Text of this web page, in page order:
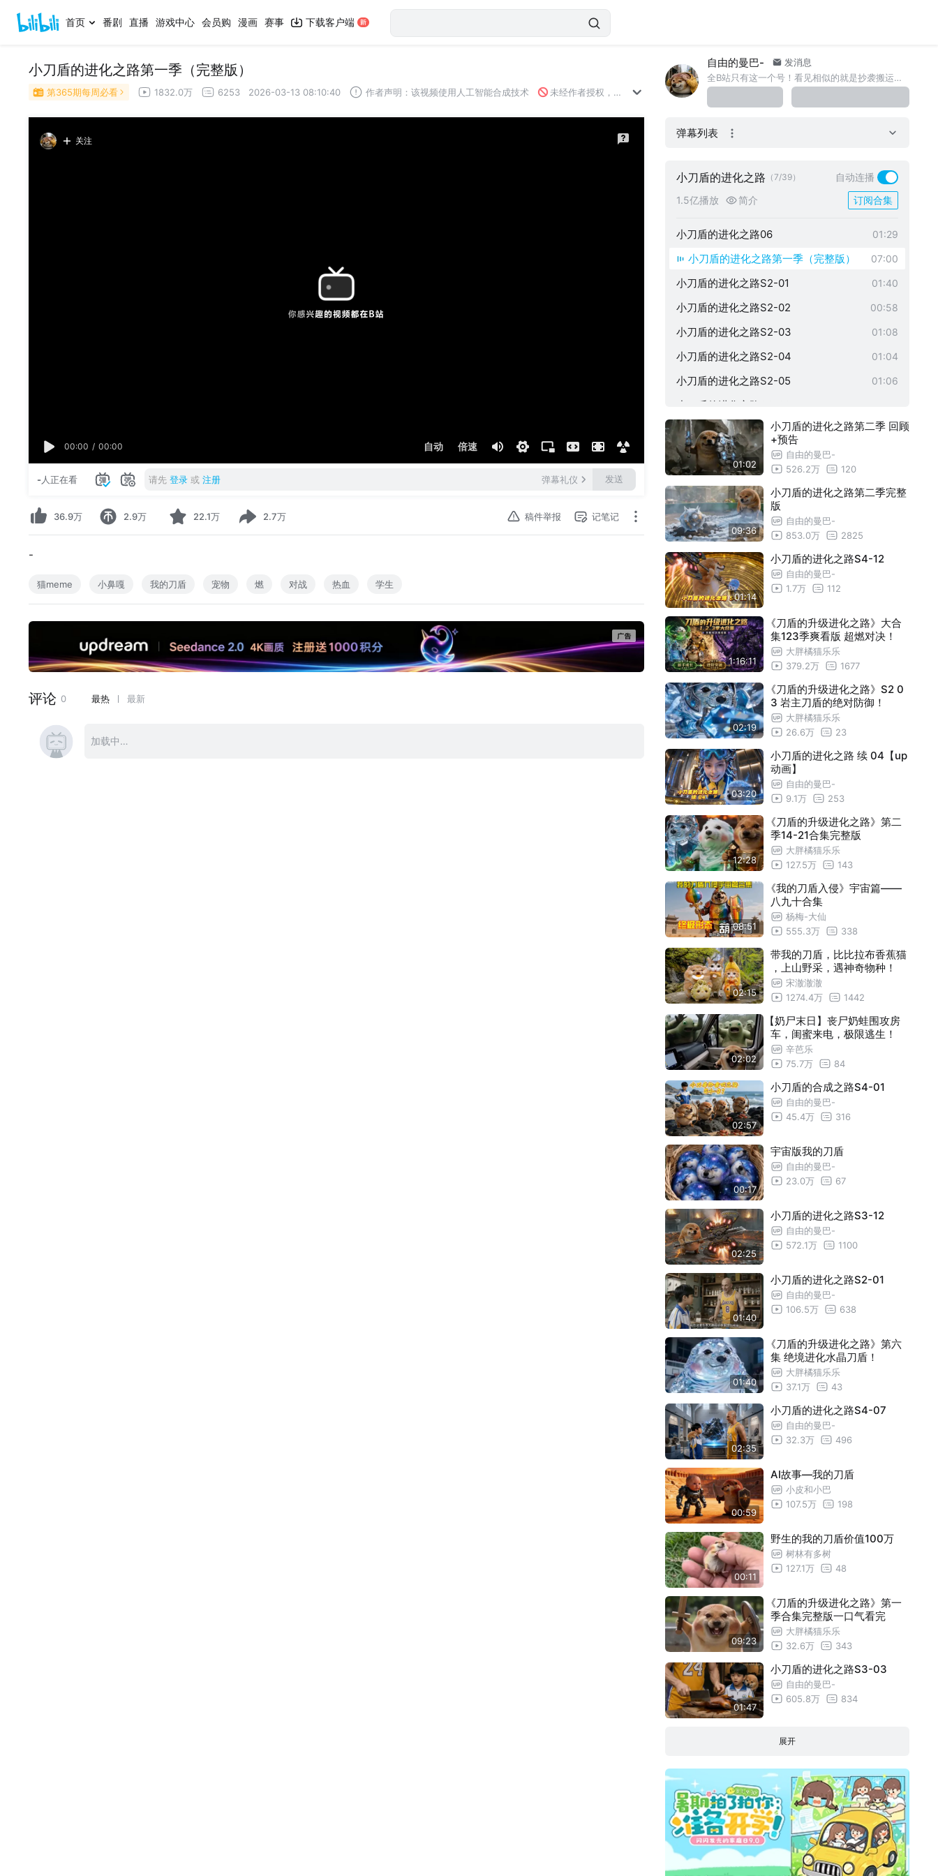
首页 番剧 直播 游戏中心 会员购 漫画 赛事 下载客户端
小刀盾的进化之路第一季（完整版）
第365期每周必看 1832.0万 6253 2026-03-13 08:10:40 作者声明：该视频使用人工智能合成技术 未经作者授权，禁止转载
关注
00:00 / 00:00 自动 倍速
-人正在看 请先 登录 或 注册 弹幕礼仪 发送
36.9万 2.9万 22.1万 2.7万 稿件举报 记笔记
-
猫meme 小鼻嘎 我的刀盾 宠物 燃 对战 热血 学生
自由的曼巴-
发消息
全B站只有这一个号！看见相似的就是抄袭搬运。进阶充电后请联系我，感谢大家的关注！
弹幕列表
小刀盾的进化之路 （7/39）
自动连播
1.5亿播放
简介 订阅合集
小刀盾的进化之路01
小刀盾的进化之路02 00:52
小刀盾的进化之路04 01:05
小刀盾的进化之路05 01:20
小刀盾的进化之路06 01:29
小刀盾的进化之路第一季（完整版） 07:00
小刀盾的进化之路S2-01 01:40
小刀盾的进化之路S2-02 00:58
小刀盾的进化之路S2-03 01:08
小刀盾的进化之路S2-04 01:04
小刀盾的进化之路S2-05 01:06
小刀盾的进化之路S2-06
小刀盾的进化之路S2-07 01:09
小刀盾的进化之路S2-08
小刀盾的进化之路S2-09
小刀盾的进化之路第二季完整版
小刀盾的进化之路S3-01
小刀盾的进化之路S3-02
小刀盾的进化之路S3-03
小刀盾的进化之路S3-04
小刀盾的进化之路S3-05 01:52
小刀盾的进化之路S3-06
小刀盾的进化之路S3-07
小刀盾的进化之路S3-08 01:15
小刀盾的进化之路S3-09
小刀盾的进化之路S3-010
小刀盾的进化之路S3-11
小刀盾的进化之路S3-12
小刀盾的进化之路 一口气看完S3 BOSS
战
06:48
小刀盾的进化之路 S4-01
小刀盾的进化之路 S4-02
小刀盾的进化之路 第三季完整版 一口气
看完
18:20
小刀盾的进化之路 S4-03
小刀盾的进化之路 S4-05 01:32
小刀盾的进化之路S4-06
小刀盾的进化之路S4-07 02:35
小刀盾的进化之路S4-12 01:14
01:02
小刀盾的进化之路第二季 回顾
+预告
自由的曼巴-
526.2万
120
09:36
小刀盾的进化之路第二季完整
版
自由的曼巴-
853.0万
2825
01:14
小刀盾的进化之路S4-12
自由的曼巴-
1.7万
112
1:16:11
《刀盾的升级进化之路》大合
集123季爽看版 超燃对决！
大胖橘猫乐乐
379.2万
1677
02:19
《刀盾的升级进化之路》S2 0
3 岩主刀盾的绝对防御！
大胖橘猫乐乐
26.6万
23
03:20
小刀盾的进化之路 续 04【up
动画】
自由的曼巴-
9.1万
253
12:28
《刀盾的升级进化之路》第二
季14-21合集完整版
大胖橘猫乐乐
127.5万
143
08:51
《我的刀盾入侵》宇宙篇——
八九十合集
杨梅-大仙
555.3万
338
02:15
带我的刀盾，比比拉布香蕉猫
，上山野采，遇神奇物种！
宋澈澈澈
1274.4万
1442
02:02
【奶尸末日】丧尸奶蛙围攻房
车，闺蜜来电，极限逃生！
辛芭乐
75.7万
84
02:57
小刀盾的合成之路S4-01
自由的曼巴-
45.4万
316
00:17
宇宙版我的刀盾
自由的曼巴-
23.0万
67
02:25
小刀盾的进化之路S3-12
自由的曼巴-
572.1万
1100
01:40
小刀盾的进化之路S2-01
自由的曼巴-
106.5万
638
01:40
《刀盾的升级进化之路》第六
集 绝境进化水晶刀盾！
大胖橘猫乐乐
37.1万
43
02:35
小刀盾的进化之路S4-07
自由的曼巴-
32.3万
496
00:59
AI故事—我的刀盾
小皮和小巴
107.5万
198
00:11
野生的我的刀盾价值100万
树林有多树
127.1万
48
09:23
《刀盾的升级进化之路》第一
季合集完整版一口气看完
大胖橘猫乐乐
32.6万
343
01:47
小刀盾的进化之路S3-03
自由的曼巴-
605.8万
834
展开